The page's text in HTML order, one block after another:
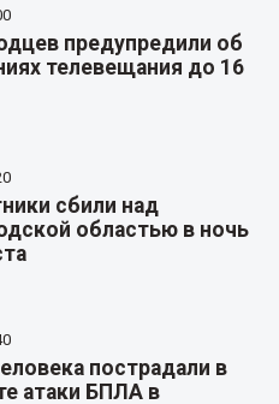
предупредили об
телевещания до 16
сбили над
областью в ночь
пострадали в
атаки БПЛА в